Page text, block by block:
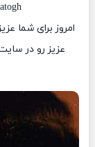
امروز برای شما
عزیز رو در